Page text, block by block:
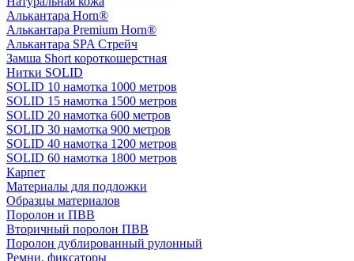
Алькантара Horn®
Алькантара Premium Horn®
Алькантара SPA Стрейч
Замша Short короткошерстная
Нитки SOLID
SOLID 10 намотка 1000 метров
SOLID 15 намотка 1500 метров
SOLID 20 намотка 600 метров
SOLID 30 намотка 900 метров
SOLID 40 намотка 1200 метров
SOLID 60 намотка 1800 метров
Карпет
Материалы для подложки
Образцы материалов
Поролон и ПВВ
Вторичный поролон ПВВ
Поролон дублированный рулонный
Ремни, фиксаторы